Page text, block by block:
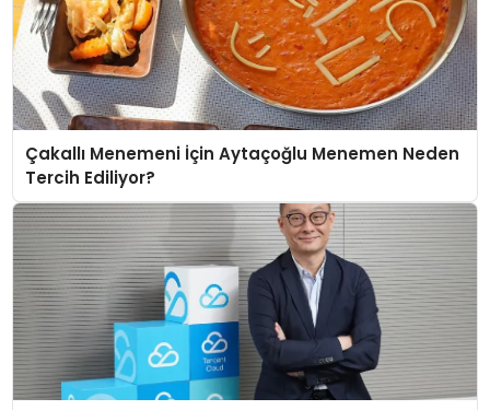
Çakallı Menemeni İçin Aytaçoğlu Menemen Neden
Tercih Ediliyor?